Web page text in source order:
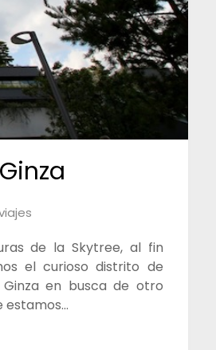
de la Skytree, al fin
el curioso distrito de
en busca de otro
estamos…